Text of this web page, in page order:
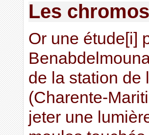
Les
Or une étude[i]
de la station de
(Charente-
jeter une